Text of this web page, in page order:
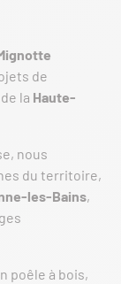
de
la Haute-
nous
du territoire,
les-Bains,
poêle à bois,